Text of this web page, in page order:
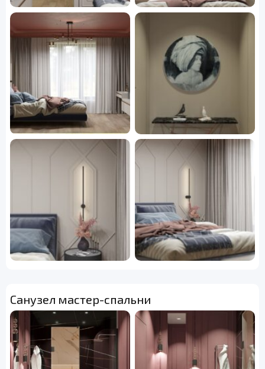
Санузел мастер-спальни